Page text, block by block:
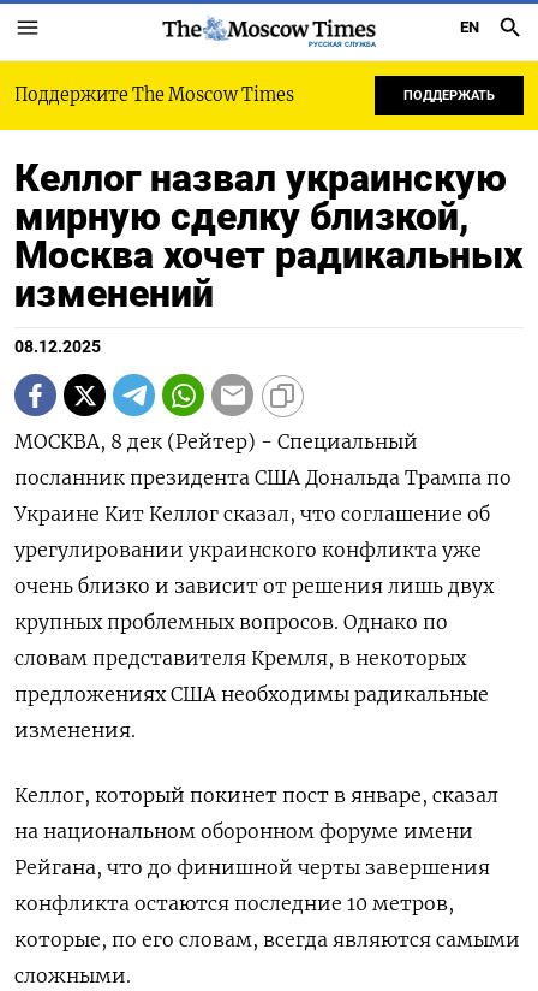
РУССКАЯ СЛУЖБА
EN
Поддержите The Moscow Times ПОДДЕРЖАТЬ
Келлог назвал украинскую
мирную сделку близкой,
Москва хочет радикальных
изменений
08.12.2025
МОСКВА, 8 дек (Рейтер) - Специальный
посланник президента США Дональда Трампа по
Украине Кит Келлог сказал, что соглашение об
урегулировании украинского конфликта уже
очень близко и зависит от решения лишь двух
крупных проблемных вопросов. Однако по
словам представителя Кремля, в некоторых
предложениях США необходимы радикальные
изменения.
Келлог, который покинет пост в январе, сказал
на национальном оборонном форуме имени
Рейгана, что до финишной черты завершения
конфликта остаются последние 10 метров,
которые, по его словам, всегда являются самыми
сложными.